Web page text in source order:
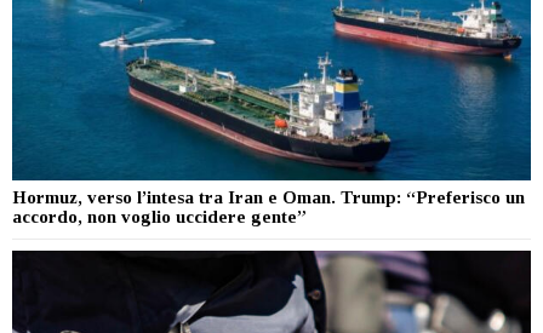
Hormuz, verso l’intesa tra Iran e Oman. Trump: “Preferisco un
accordo, non voglio uccidere gente”